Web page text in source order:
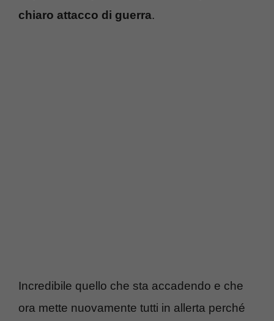
chiaro attacco di guerra.
Incredibile quello che sta accadendo e che
ora mette nuovamente tutti in allerta perché